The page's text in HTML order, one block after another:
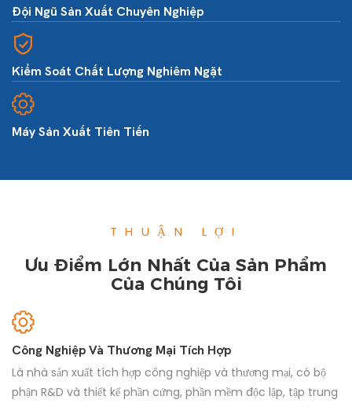
Đội Ngũ Sản Xuất Chuyên Nghiệp
Kiểm Soát Chất Lượng Nghiêm Ngặt
Máy Sản Xuất Tiên Tiến
THUẬN LỢI
Ưu Điểm Lớn Nhất Của Sản Phẩm
Của Chúng Tôi
Công Nghiệp Và Thương Mại Tích Hợp
Là nhà sản xuất tích hợp công nghiệp và thương mại, có bộ
phận R&D và thiết kế phần cứng, phần mềm độc lập, tập trung